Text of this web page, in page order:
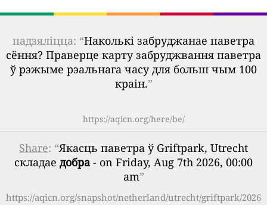
падзяліцца: “Наколькі забруджанае паветра
сёння? Праверце карту забруджвання паветра
ў рэжыме рэальнага часу для больш чым 100
краін.”
https://aqicn.org/here/be/
Share: “Якасць паветра ў Griftpark, Utrecht
складае добра- on Friday, Aug 7th 2026, 00:00
am”
https://aqicn.org/snapshot/netherland/utrecht/griftpark/2026